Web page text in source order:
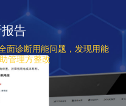
告
面诊断用能问题，发现用能
管理方整改